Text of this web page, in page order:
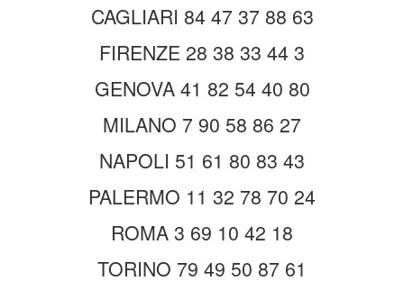
CAGLIARI 84 47 37 88 63
FIRENZE 28 38 33 44 3
GENOVA 41 82 54 40 80
MILANO 7 90 58 86 27
NAPOLI 51 61 80 83 43
PALERMO 11 32 78 70 24
ROMA 3 69 10 42 18
TORINO 79 49 50 87 61